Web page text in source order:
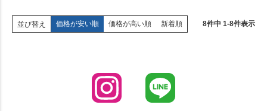
並び替え 価格が安い順 価格が高い順 新着順 8件中 1-8件表示